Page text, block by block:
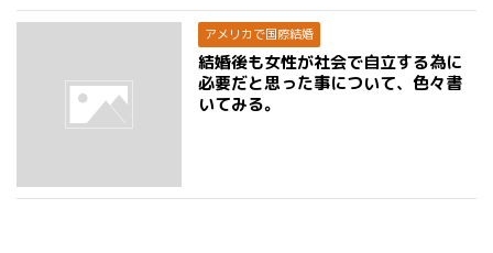
アメリカで国際結婚
結婚後も女性が社会で自立する為に
必要だと思った事について、色々書
いてみる。